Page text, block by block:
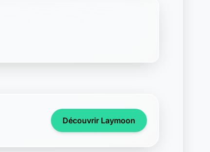
Découvrir Laymoon